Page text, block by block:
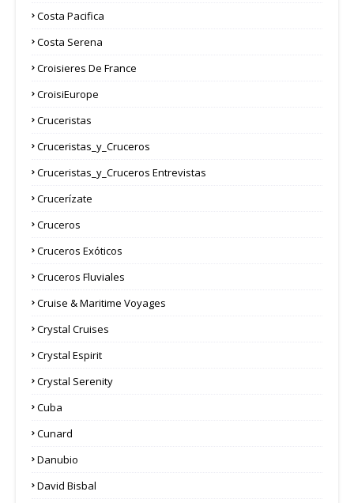
Costa Pacifica
Costa Serena
Croisieres De France
CroisiEurope
Cruceristas
Cruceristas_y_Cruceros
Cruceristas_y_Cruceros Entrevistas
Crucerízate
Cruceros
Cruceros Exóticos
Cruceros Fluviales
Cruise & Maritime Voyages
Crystal Cruises
Crystal Espirit
Crystal Serenity
Cuba
Cunard
Danubio
David Bisbal